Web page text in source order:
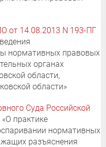
от 14.08.2013 N 193-ПГ
нормативных правовых
органах
области,
области»
Суда Российской
«О практике
нормативных
разъяснения